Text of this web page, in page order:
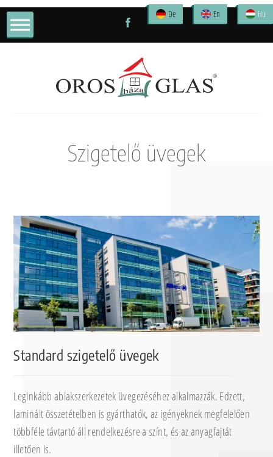
De En Hu
Szigetelő üvegek
Standard szigetelő üvegek
Leginkább ablakszerkezetek üvegezéséhez alkalmazzák. Edzett,
laminált összetételben is gyárthatók, az igényeknek megfelelően
többféle távtartó áll rendelkezésre a színt, és az anyagfajtát
illetően is.